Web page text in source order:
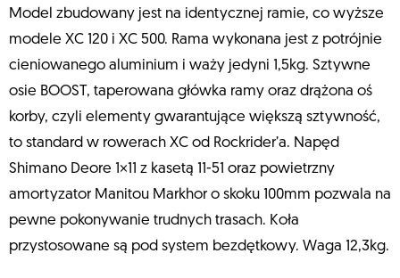
Model zbudowany jest na identycznej ramie, co wyższe
modele XC 120 i XC 500. Rama wykonana jest z potrójnie
cieniowanego aluminium i waży jedyni 1,5kg. Sztywne
osie BOOST, taperowana główka ramy oraz drążona oś
korby, czyli elementy gwarantujące większą sztywność,
to standard w rowerach XC od Rockrider’a. Napęd
Shimano Deore 1×11 z kasetą 11-51 oraz powietrzny
amortyzator Manitou Markhor o skoku 100mm pozwala na
pewne pokonywanie trudnych trasach. Koła
przystosowane są pod system bezdętkowy. Waga 12,3kg.